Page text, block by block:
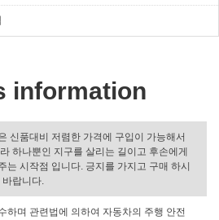
information
신품대비 저렴한 가격에 구입이 가능해서
하나뿐인 지구를 살리는 길이고 후손에게
는 시작점 입니다. 긍지를 가지고 구매 하시
바랍니다.
하며 관련법에 의하여 자동차의 주행 안전